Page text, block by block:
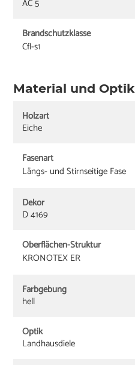
AC 5
Brandschutzklasse
Cfl-s1
Material und Optik
Holzart
Eiche
Fasenart
Längs- und Stirnseitige Fase
Dekor
D 4169
Oberflächen-Struktur
KRONOTEX ER
Farbgebung
hell
Optik
Landhausdiele